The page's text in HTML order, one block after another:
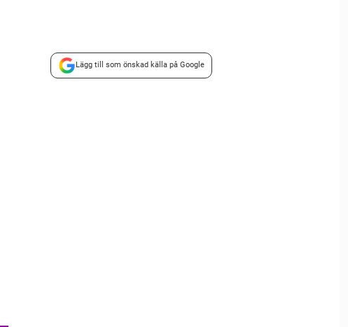
Lägg till som önskad källa på Google